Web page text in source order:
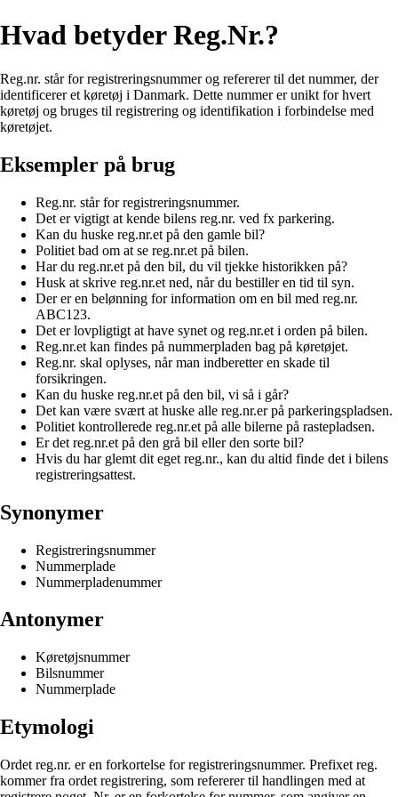
Hvad betyder Reg.Nr.?
Reg.nr. står for registreringsnummer og refererer til det nummer, der
identificerer et køretøj i Danmark. Dette nummer er unikt for hvert
køretøj og bruges til registrering og identifikation i forbindelse med
køretøjet.
Eksempler på brug
Reg.nr. står for registreringsnummer.
Det er vigtigt at kende bilens reg.nr. ved fx parkering.
Kan du huske reg.nr.et på den gamle bil?
Politiet bad om at se reg.nr.et på bilen.
Har du reg.nr.et på den bil, du vil tjekke historikken på?
Husk at skrive reg.nr.et ned, når du bestiller en tid til syn.
Der er en belønning for information om en bil med reg.nr.
ABC123.
Det er lovpligtigt at have synet og reg.nr.et i orden på bilen.
Reg.nr.et kan findes på nummerpladen bag på køretøjet.
Reg.nr. skal oplyses, når man indberetter en skade til
forsikringen.
Kan du huske reg.nr.et på den bil, vi så i går?
Det kan være svært at huske alle reg.nr.er på parkeringspladsen.
Politiet kontrollerede reg.nr.et på alle bilerne på rastepladsen.
Er det reg.nr.et på den grå bil eller den sorte bil?
Hvis du har glemt dit eget reg.nr., kan du altid finde det i bilens
registreringsattest.
Synonymer
Registreringsnummer
Nummerplade
Nummerpladenummer
Antonymer
Køretøjsnummer
Bilsnummer
Nummerplade
Etymologi
Ordet reg.nr. er en forkortelse for registreringsnummer. Prefixet reg.
kommer fra ordet registrering, som refererer til handlingen med at